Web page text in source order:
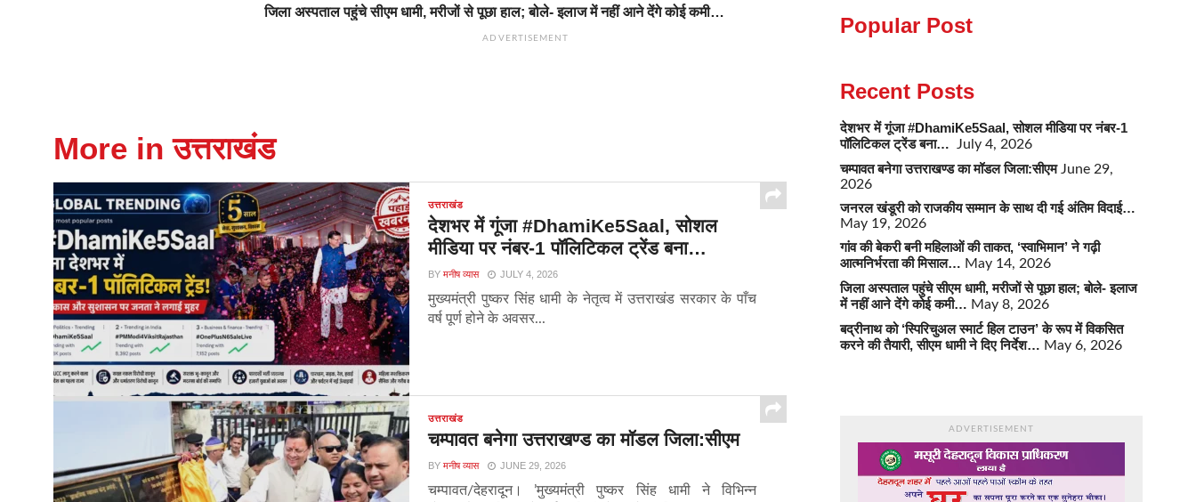
जिला अस्पताल पहुंचे सीएम धामी, मरीजों से पूछा हाल; बोले- इलाज में नहीं आने देंगे कोई कमी…
ADVERTISEMENT
More in उत्तराखंड
उत्तराखंड
देशभर में गूंजा #DhamiKe5Saal, सोशल
मीडिया पर नंबर-1 पॉलिटिकल ट्रेंड बना…
BYमनीष व्यास JULY 4, 2026
मुख्यमंत्री पुष्कर सिंह धामी के नेतृत्व में उत्तराखंड सरकार के पाँच
वर्ष पूर्ण होने के अवसर...
उत्तराखंड
चम्पावत बनेगा उत्तराखण्ड का मॉडल जिला:सीएम
BYमनीष व्यास JUNE 29, 2026
चम्पावत/देहरादून। ’मुख्यमंत्री पुष्कर सिंह धामी ने विभिन्न
Popular Post
Recent Posts
देशभर में गूंजा #DhamiKe5Saal, सोशल मीडिया पर नंबर-1
पॉलिटिकल ट्रेंड बना…
July 4, 2026
चम्पावत बनेगा उत्तराखण्ड का मॉडल जिला:सीएम June 29,
2026
जनरल खंडूरी को राजकीय सम्मान के साथ दी गई अंतिम विदाई…
May 19, 2026
गांव की बेकरी बनी महिलाओं की ताकत, ‘स्वाभिमान’ ने गढ़ी
आत्मनिर्भरता की मिसाल… May 14, 2026
जिला अस्पताल पहुंचे सीएम धामी, मरीजों से पूछा हाल; बोले- इलाज
में नहीं आने देंगे कोई कमी… May 8, 2026
बद्रीनाथ को ‘स्पिरिचुअल स्मार्ट हिल टाउन’ के रूप में विकसित
करने की तैयारी, सीएम धामी ने दिए निर्देश… May 6, 2026
ADVERTISEMENT